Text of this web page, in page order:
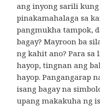
ang inyong sarili
pinakamahalaga sa
pangmukha tampok,
bagay? Mayroon ba
ng kahit ano? Para sa
hayop, tingnan ang
hayop. Pangangarap
isang bagay na
upang makakuha ng